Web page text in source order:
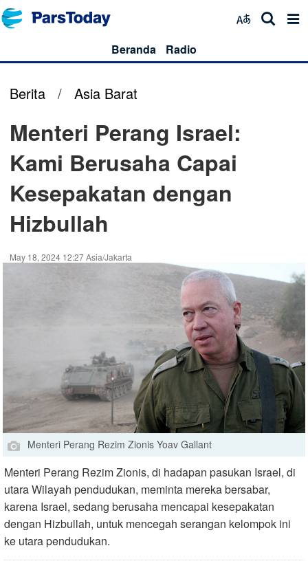
Beranda Radio
Berita / Asia Barat
Menteri Perang Israel:
Kami Berusaha Capai
Kesepakatan dengan
Hizbullah
May 18, 2024 12:27 Asia/Jakarta
Menteri Perang Rezim Zionis Yoav Gallant
Menteri Perang Rezim Zionis, di hadapan pasukan Israel, di
utara Wilayah pendudukan, meminta mereka bersabar,
karena Israel, sedang berusaha mencapai kesepakatan
dengan Hizbullah, untuk mencegah serangan kelompok ini
ke utara pendudukan.